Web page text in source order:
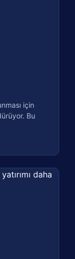
için
Bu